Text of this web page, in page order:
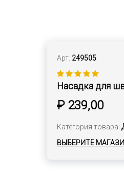
Арт. 249505
Насадка для
₽ 239,00
Категория товара:
ВЫБЕРИТЕ